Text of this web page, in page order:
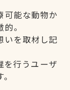
可能な動物か
。
いを取材し記
を行うユーザ